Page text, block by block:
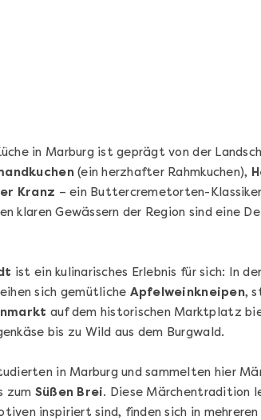
Zuhause –
Stuttgart
Kulinarische
West in 3 Stationen
in Marburg ist geprägt von der
(ein herzhafter Rahmkuchen),
Kranz – ein Buttercremetorten-
klaren Gewässern der Region sind eine
ist ein kulinarisches Erlebnis für sich: In
sich gemütliche Apfelweinkneipen,
auf dem historischen Marktplatz
bis zu Wild aus dem Burgwald.
in Marburg und sammelten hier
zum Süßen Brei. Diese Märchentradition
inspiriert sind, finden sich in